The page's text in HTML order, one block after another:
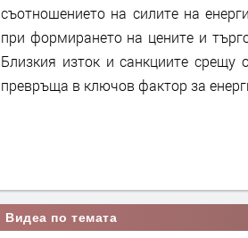
съотношението на силите на
при формирането на цените и
Близкия изток и санкциите срещу
превръща в ключов фактор за
Видеа по темата